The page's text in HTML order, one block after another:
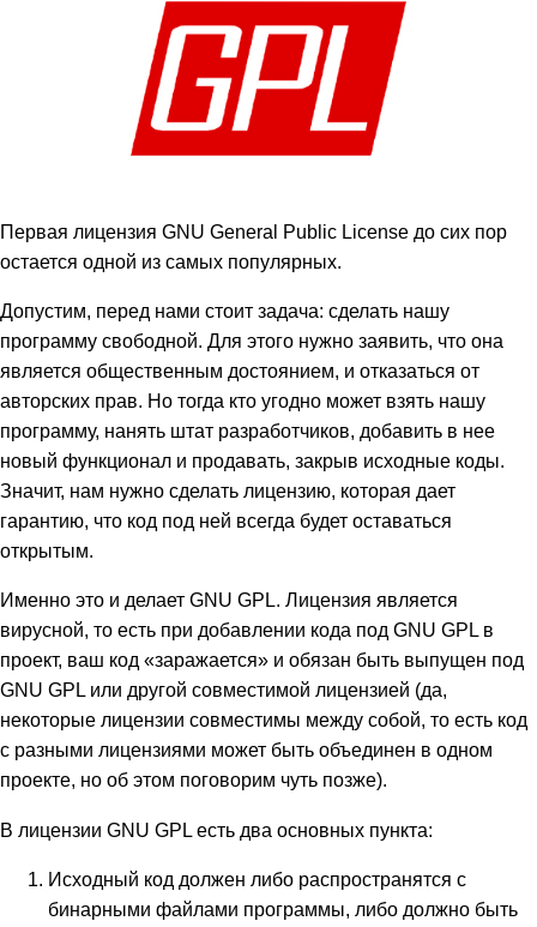
Первая лицензия GNU General Public License до сих пор
остается одной из самых популярных.
Допустим, перед нами стоит задача: сделать нашу
программу свободной. Для этого нужно заявить, что она
является общественным достоянием, и отказаться от
авторских прав. Но тогда кто угодно может взять нашу
программу, нанять штат разработчиков, добавить в нее
новый функционал и продавать, закрыв исходные коды.
Значит, нам нужно сделать лицензию, которая дает
гарантию, что код под ней всегда будет оставаться
открытым.
Именно это и делает GNU GPL. Лицензия является
вирусной, то есть при добавлении кода под GNU GPL в
проект, ваш код «заражается» и обязан быть выпущен под
GNU GPL или другой совместимой лицензией (да,
некоторые лицензии совместимы между собой, то есть код
с разными лицензиями может быть объединен в одном
проекте, но об этом поговорим чуть позже).
В лицензии GNU GPL есть два основных пункта:
Исходный код должен либо распространятся с
бинарными файлами программы, либо должно быть